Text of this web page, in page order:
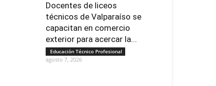
Docentes de liceos
técnicos de Valparaíso se
capacitan en comercio
exterior para acercar la...
Educación Técnico Profesional
agosto 7, 2026